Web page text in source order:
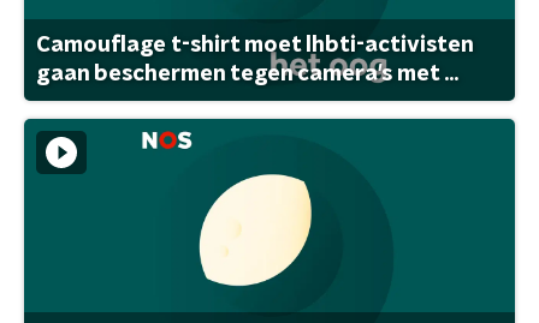
Camouflage t-shirt moet lhbti-activisten
gaan beschermen tegen camera's met ...